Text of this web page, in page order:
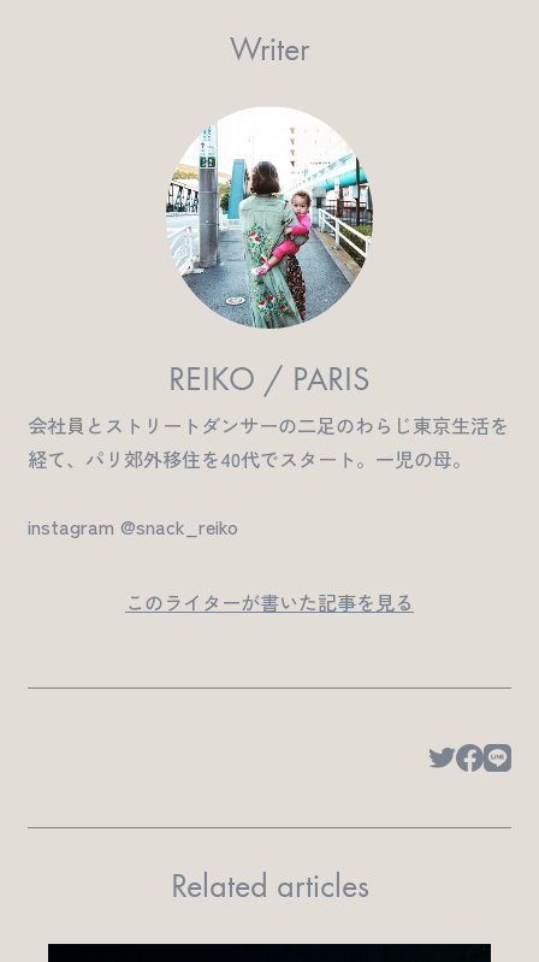
Writer
REIKO / PARIS
会社員とストリートダンサーの二足のわらじ東京生活を
経て、パリ郊外移住を40代でスタート。一児の母。
instagram @snack_reiko
このライターが書いた記事を見る
Related articles